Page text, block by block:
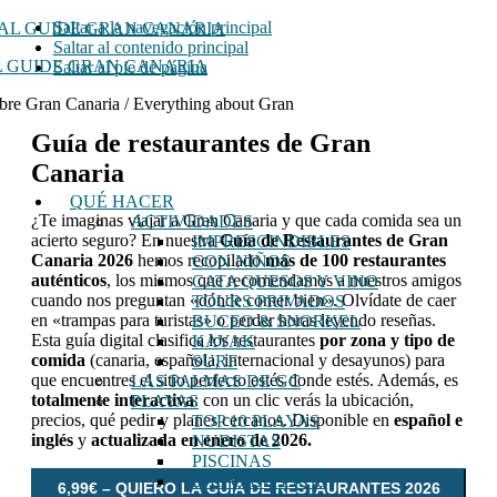
Saltar a la navegación principal
Saltar al contenido principal
Saltar al pie de página
GUIDE GRAN CANARIA
Gran Canaria / Everything about Gran
QUÉ HACER
ACTIVIDADES
IMPRESCINDIBLES
CON NIÑOS
CATA QUESOS Y VINO
TOURS PRIVADOS
BUCEO & SNORKEL
KAYAK
SURF
LAS PALMAS DE GC
PLAYAS
TOP 10 PLAYAS
NUDISTAS
PISCINAS
LAS CANTERAS
Guía de restaurantes de Gran
Canaria
¿Te imaginas viajar a Gran Canaria y que cada comida sea un
acierto seguro? En nuestraGuía de Restaurantes de Gran
Canaria 2026 hemos recopiladomás de 100 restaurantes
auténticos, los mismos que recomendamos a nuestros amigos
cuando nos preguntan «dónde comer bien». Olvídate de caer
en «trampas para turistas» o perder horas leyendo reseñas.
Esta guía digital clasifica los restaurantes por zona y tipo de
comida (canaria, española, internacional y desayunos) para
que encuentres el sitio perfecto estés donde estés. Además, es
totalmente interactiva: con un clic verás la ubicación,
precios, qué pedir y planes cercanos. Disponible en español e
inglés y actualizada en enero de 2026.
6,99€ – QUIERO LA GUÍA DE RESTAURANTES 2026